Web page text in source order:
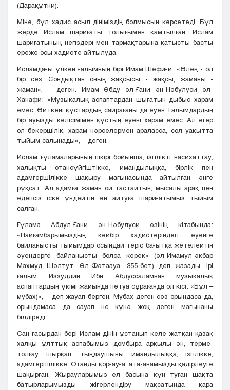
(Дарақұтни).
Міне, бұл хадис асыл дініміздің болмысын көрсетеді. Бұл
жерде Ислам шариғаты толығымен қамтылған. Ислам
шариғатының негіздері мен тармақтарына қатысты басты
ереже осы хадисте айтылуда.
Исламдағы үлкен ғалымның бірі Имам Шәфиғи: «Өлең - ол
бір сөз. Сондықтан оның жақсысы - жақсы, жаманы -
жаман», – деген. Имам Әбду әл-Ғани ән-Нәбулуси әл-
Ханафи: «Музыкалық аспаптардан шығатын дыбыс харам
емес. Өйткені құстардың сайрағаны да әуен. Ғалымдардың
бір ауызды келісімімен құстың әуені харам емес. Ал егер
ол бекершілік, харам нәрселермен араласса, сол уақытта
тыйым салынады», – деген.
Ислам ғұламаларының пікірі бойынша, ізгілікті насихаттау,
халықты отансүйгіштікке, имандылыққа, бірлік пен
адамгершілікке шақыру мағынасында айтылған әнге
рұқсат. Ал адамға жаман ой тастайтын, мысалы арақ пен
әдепсіз іске үндейтін ән айтуға шариғатымыз тыйым
салған.
Ғұлама Абдул-Ғани ән-Нәбулуси өзінің кітабында:
«Пайғамбарымыздың кейбір хадистеріндегі әуенге
байланысты тыйымдар осындай теріс бағытқа жетелейтін
әуендерге байланысты болса керек» (әл-Имамул-әкбар
Махмуд Шәлтут, Әл-Фәтаауа. 355-бет) деп жазады. Ірі
ғалым Иззуддин Ибн Абдуссаламнан музыкалық
аспаптардың үкімі жайында пәтуа сұрағанда ол кісі: «Бұл –
мубах)», – деп жауап берген. Мубах деген сөз орындаса да,
орындамаса да сауап не күнә жоқ деген мағынаны
білдіреді.
Сан ғасырдан бері Ислам дінін ұстанып келе жатқан қазақ
халқы ұлттық аспабымыз домбыра арқылы ән, терме-
толғау шырқап, тыңдаушыны имандылыққа, ізгілікке,
адамгершілікке, Отанды қорғауға, ата-анамызды қадірлеуге
шақырған. Жырауларымыз ел басына күн туған шақта
батырларымызды жігерлендіру мақсатында қара